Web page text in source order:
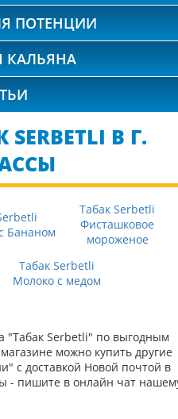
ПОТЕНЦИИ
КАЛЬЯНА
В Г.
Бананом
Табак Serbetli
Фисташковое
мороженое
Табак Serbetli
Молоко с медом
"Табак Serbetli" по выгодным
можно купить другие
с доставкой Новой почтой в
- пишите в онлайн чат